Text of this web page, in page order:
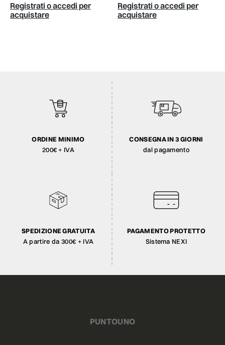
Registrati o accedi per
acquistare
Registrati o accedi per
acquistare
ORDINE MINIMO
200€ + IVA
CONSEGNA IN 3 GIORNI
dal pagamento
SPEDIZIONE GRATUITA
A partire da 300€ + IVA
PAGAMENTO PROTETTO
Sistema NEXI
PUNTOUNO